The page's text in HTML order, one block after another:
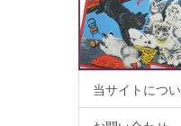
当サイトにつ